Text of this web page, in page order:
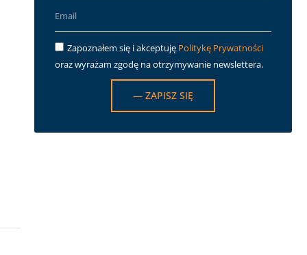
Zapoznałem się i akceptuję Politykę Prywatności
oraz wyrażam zgodę na otrzymywanie newslettera.
— ZAPISZ SIĘ